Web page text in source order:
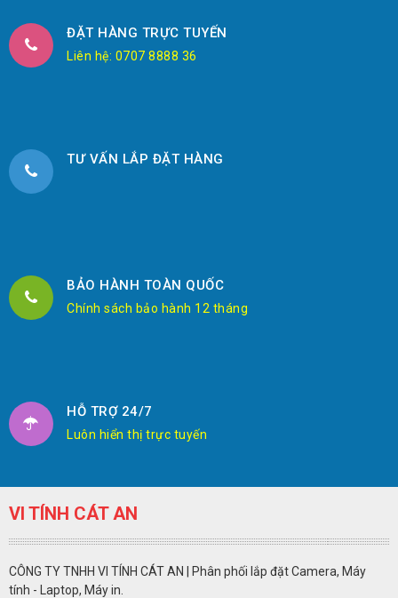
ĐẶT HÀNG TRỰC TUYẾN
Liên hệ: 0707 8888 36
TƯ VẤN LẮP ĐẶT HÀNG
BẢO HÀNH TOÀN QUỐC
Chính sách bảo hành 12 tháng
HỖ TRỢ 24/7
Luôn hiển thị trực tuyến
VI TÍNH CÁT AN
CÔNG TY TNHH VI TÍNH CÁT AN | Phân phối lắp đặt Camera, Máy
tính - Laptop, Máy in.